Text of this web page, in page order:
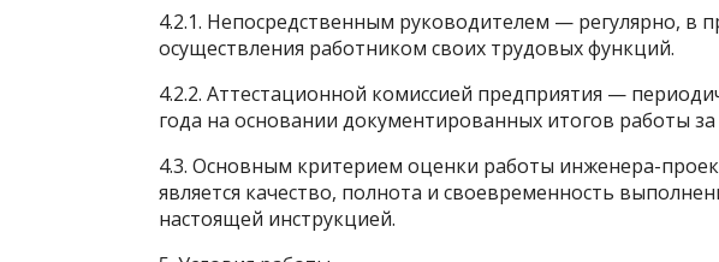
4.2.1. Непосредственным руководителем — регулярно, в
осуществления работником своих трудовых функций.
4.2.2. Аттестационной комиссией предприятия —
года на основании документированных итогов работы
4.3. Основным критерием оценки работы инженера-
является качество, полнота и своевременность
настоящей инструкцией.